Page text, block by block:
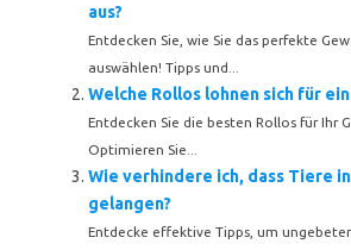
aus?
Entdecken Sie, wie Sie das perfekte
auswählen! Tipps und...
Welche Rollos lohnen sich für ein
Entdecken Sie die besten Rollos für Ihr
Optimieren Sie...
Wie verhindere ich, dass Tiere
gelangen?
Entdecke effektive Tipps, um